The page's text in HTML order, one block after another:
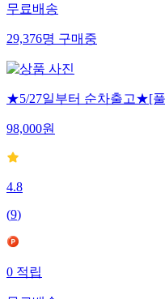
무료배송
29,376명구매중
★5/27일부터 순차출고★[
98,000원
4.8
(9)
0적립